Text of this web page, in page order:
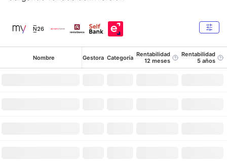
Nombre Gestora Categoría Rentabilidad
12 meses
Rentabilidad
5 años